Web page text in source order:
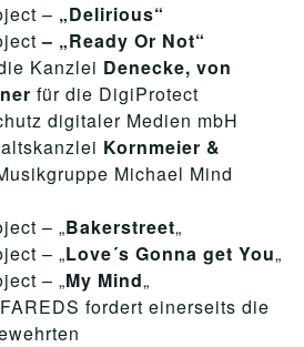
– „Delirious“
– „Ready Or Not“
Kanzlei Denecke, von
für die DigiProtect
digitaler Medien mbH
Kornmeier &
Michael Mind
– „Bakerstreet„
– „Love´s Gonna get You„
– „My Mind„
fordert einerseits die